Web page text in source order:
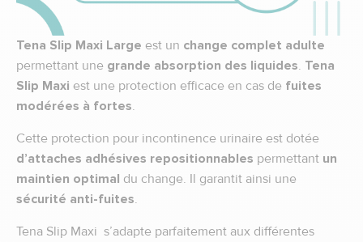
Tena Slip Maxi Large est un change complet adulte
permettant une grande absorption des liquides. Tena
Slip Maxi est une protection efficace en cas de fuites
modérées à fortes.
Cette protection pour incontinence urinaire est dotée
d’attaches adhésives repositionnables permettant un
maintien optimal du change. Il garantit ainsi une
sécurité anti-fuites.
Tena Slip Maxi s’adapte parfaitement aux différentes